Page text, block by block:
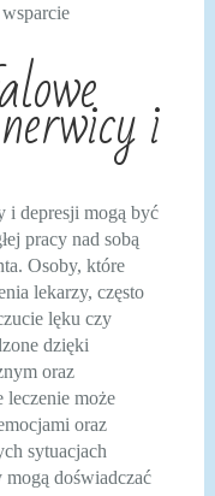
i
i depresji mogą być
pracy nad sobą
Osoby, które
lekarzy, często
lęku czy
dzięki
oraz
leczenie może
oraz
sytuacjach
doświadczać